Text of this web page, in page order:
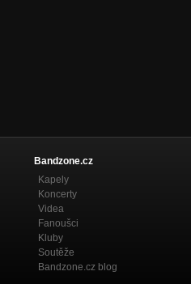
Bandzone.cz
Kapely
Koncerty
Videa
Fanoušci
Kluby
Soutěže
Bandzone.cz blog